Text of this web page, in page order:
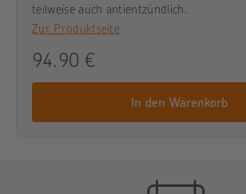
teilweise auch antientzündlich.
Zur Produktseite
94.90 €
In den Warenkorb